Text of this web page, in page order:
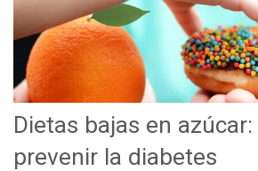
Dietas bajas en
prevenir la diabetes